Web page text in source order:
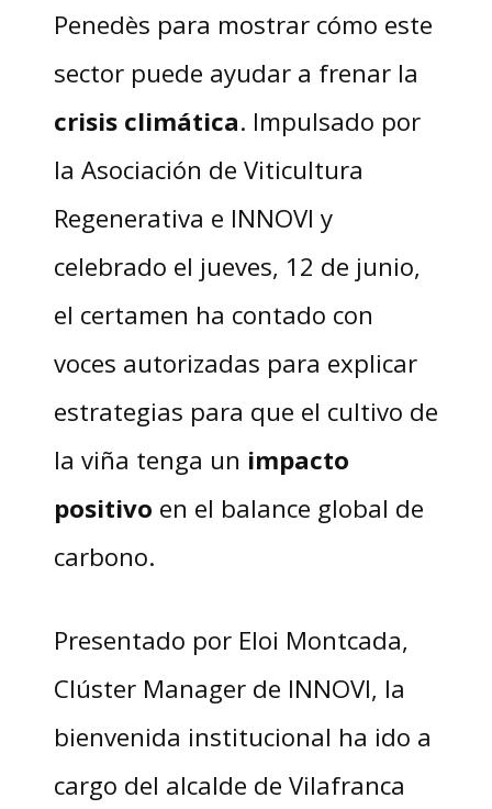
Penedès para mostrar cómo este
sector puede ayudar a frenar la
crisis climática. Impulsado por
la Asociación de Viticultura
Regenerativa e INNOVI y
celebrado el jueves, 12 de junio,
el certamen ha contado con
voces autorizadas para explicar
estrategias para que el cultivo de
la viña tenga un impacto
positivo en el balance global de
carbono.
Presentado por Eloi Montcada,
Clúster Manager de INNOVI, la
bienvenida institucional ha ido a
cargo del alcalde de Vilafranca